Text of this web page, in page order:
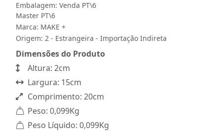
Embalagem: Venda PT\6
Master PT\6
Marca: MAKE +
Origem: 2 - Estrangeira - Importação Indireta
Dimensões do Produto
Altura: 2cm
Largura: 15cm
Comprimento: 20cm
Peso: 0,099Kg
Peso Líquido: 0,099Kg